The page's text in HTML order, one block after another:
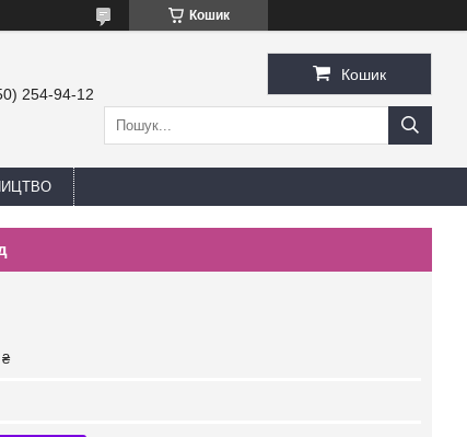
Кошик
254-94-12
Кошик